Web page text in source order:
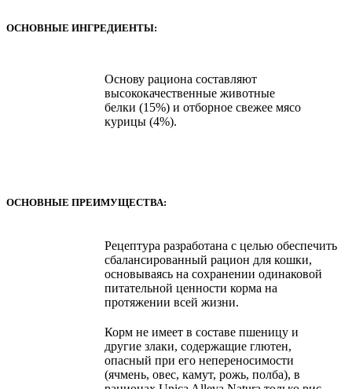
ОСНОВНЫЕ ИНГРЕДИЕНТЫ:
Основу рациона составляют
высококачественные животные
белки (15%) и отборное свежее мясо
курицы (4%).
ОСНОВНЫЕ ПРЕИМУЩЕСТВА:
Рецептура разработана с целью обеспечить
сбалансированный рацион для кошки,
основываясь на сохранении одинаковой
питательной ценности корма на
протяжении всей жизни.
Корм не имеет в составе пшеницу и
другие злаки, содержащие глютен,
опасный при его непереносимости
(ячмень, овес, камут, рожь, полба), в